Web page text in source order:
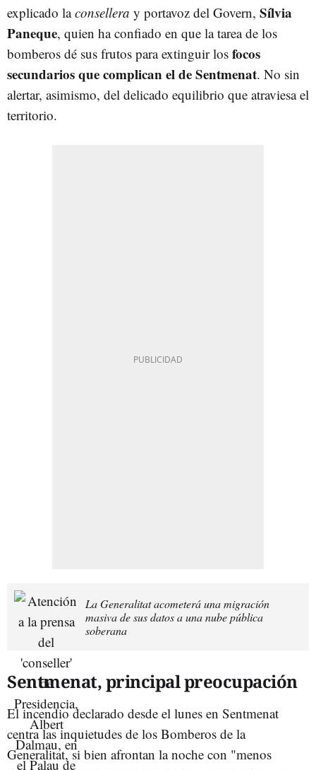
explicado laconsellera y portavoz del Govern, Sílvia
Paneque, quien ha confiado en que la tarea de los
bomberos dé sus frutos para extinguir los focos
secundarios que complican el de Sentmenat. No sin
alertar, asimismo, del delicado equilibrio que atraviesa el
territorio.
La Generalitat acometerá una migración
masiva de sus datos a una nube pública
soberana
Sentmenat, principal preocupación
El incendio declarado desde el lunes en Sentmenat
centra las inquietudes de los Bomberos de la
Generalitat, si bien afrontan la noche con "menos